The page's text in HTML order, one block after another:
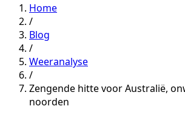
Home
/
Blog
/
Weeranalyse
/
Zengende hitte voor Australië,
noorden